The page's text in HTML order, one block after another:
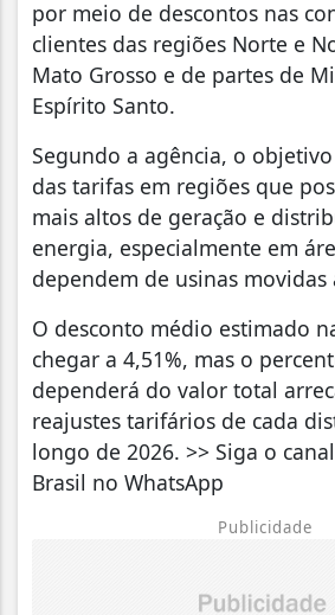
por meio de descontos nas
clientes das regiões Norte e
Mato Grosso e de partes de
Espírito Santo.
Segundo a agência, o
das tarifas em regiões que
mais altos de geração e
energia, especialmente em
dependem de usinas movidas
O desconto médio estimado
chegar a 4,51%, mas o
dependerá do valor total
reajustes tarifários de cada
longo de 2026. >> Siga o
Brasil no WhatsApp
Publicidade